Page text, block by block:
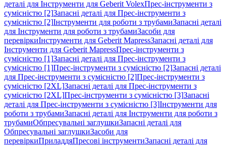
деталі для Інструменти для Geberit VolexПрес-інструменти з
сумісністю [2]Запасні деталі для Прес-інструменти з
сумісністю [2]Інструменти для роботи з трубамиЗапасні деталі
для Інструменти для роботи з трубамиЗасоби для
перевіркиІнструменти для Geberit MapressЗапасні деталі для
Інструменти для Geberit MapressПрес-інструменти з
сумісністю [1]Запасні деталі для Прес-інструменти з
сумісністю [1]Прес-інструменти з сумісністю [2]Запасні деталі
для Прес-інструменти з сумісністю [2]Прес-інструменти з
сумісністю [2XL]Запасні деталі для Прес-інструменти з
сумісністю [2XL]Прес-інструменти з сумісністю [3]Запасні
деталі для Прес-інструменти з сумісністю [3]Інструменти для
роботи з трубамиЗапасні деталі для Інструменти для роботи з
трубамиОбпресувальні заглушкиЗапасні деталі для
Обпресувальні заглушкиЗасоби для
перевіркиПриладдяПресові інструментиЗапасні деталі для